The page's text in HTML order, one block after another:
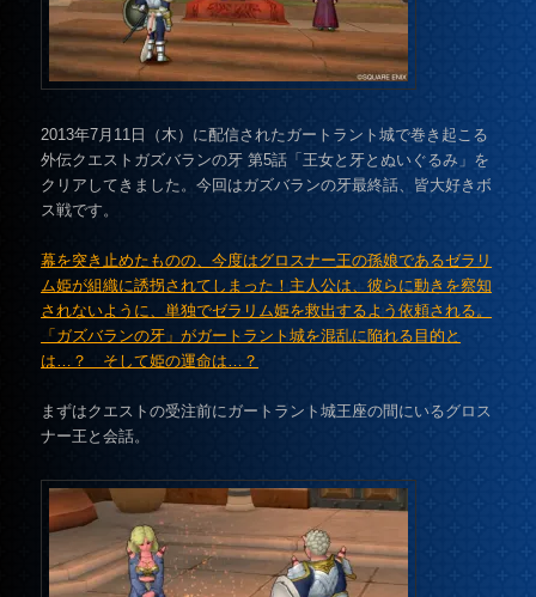
2013年7月11日（木）に配信されたガートラント城で巻き起こる
外伝クエストガズバランの牙 第5話「王女と牙とぬいぐるみ」を
クリアしてきました。今回はガズバランの牙最終話、皆大好きボ
ス戦です。
幕を突き止めたものの、今度はグロスナー王の孫娘であるゼラリ
ム姫が組織に誘拐されてしまった！主人公は、彼らに動きを察知
されないように、単独でゼラリム姫を救出するよう依頼される。
「ガズバランの牙」がガートラント城を混乱に陥れる目的と
は…？ そして姫の運命は…？
まずはクエストの受注前にガートラント城王座の間にいるグロス
ナー王と会話。